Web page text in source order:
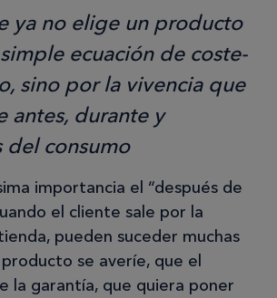
ya no elige un producto
ecuación de coste-
sino por la vivencia que
antes, durante y
del consumo
importancia el “después de
el cliente sale por la
pueden suceder muchas
se averíe, que el
la garantía, que quiera poner